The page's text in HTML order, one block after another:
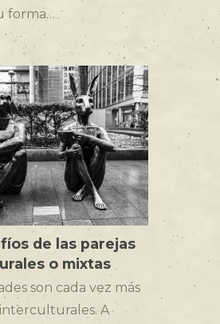
forma…
de las parejas
o mixtas
son cada vez más
A